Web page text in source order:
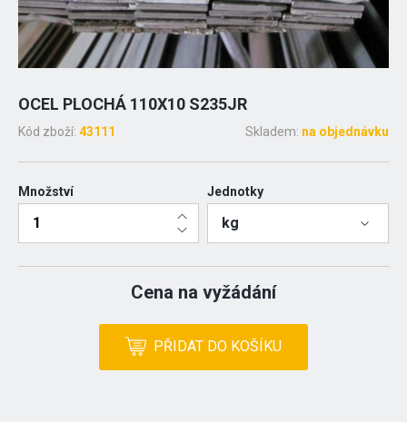
OCEL PLOCHÁ 110X10 S235JR
Kód zboží: 43111 Skladem: na objednávku
Množství Jednotky
kg
Cena na vyžádání
PŘIDAT DO KOŠÍKU